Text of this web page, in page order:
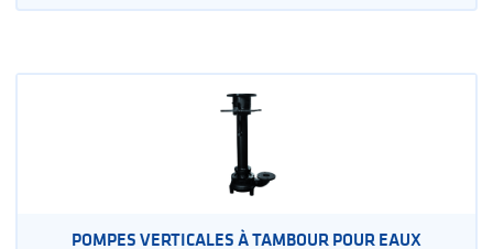
POMPES VERTICALES À TAMBOUR POUR EAUX